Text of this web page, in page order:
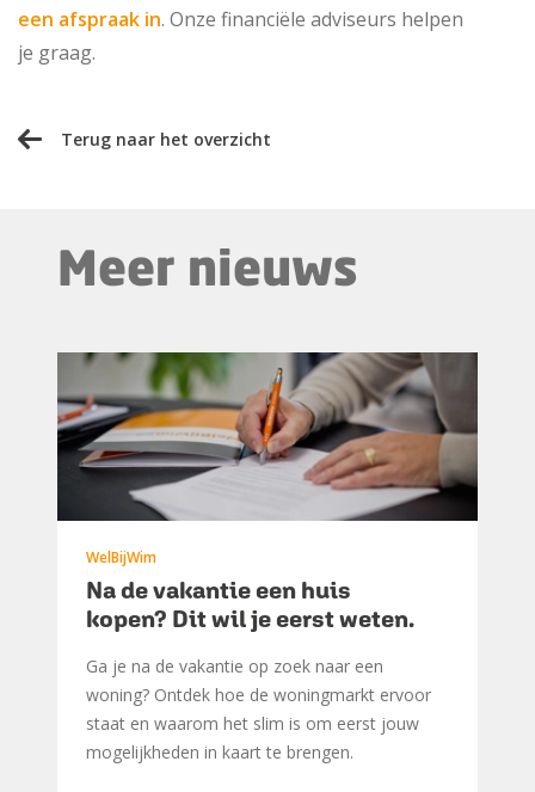
een afspraak in. Onze financiële adviseurs helpen
je graag.
Terug naar het overzicht
Meer nieuws
WelBijWim
Na de vakantie een huis
kopen? Dit wil je eerst weten.
Ga je na de vakantie op zoek naar een
woning? Ontdek hoe de woningmarkt ervoor
staat en waarom het slim is om eerst jouw
mogelijkheden in kaart te brengen.